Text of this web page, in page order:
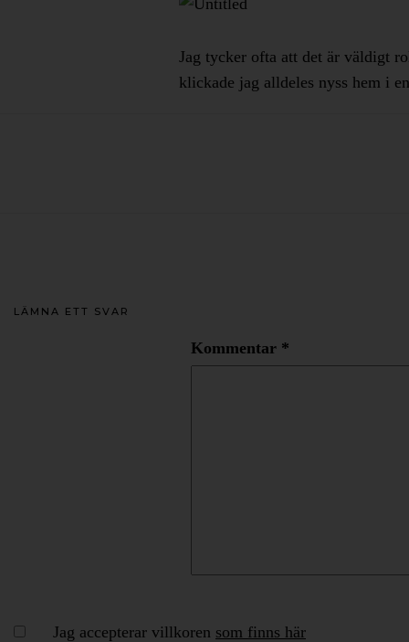
Jag tycker ofta att det är väldigt
klickade jag alldeles nyss hem i
LÄMNA ETT SVAR
Kommentar *
Jag accepterar villkoren som finns här